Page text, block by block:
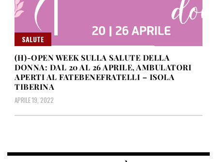
SALUTE
(H)-OPEN WEEK SULLA SALUTE DELLA
DONNA: DAL 20 AL 26 APRILE, AMBULATORI
APERTI AL FATEBENEFRATELLI – ISOLA
TIBERINA
APRILE 19, 2022